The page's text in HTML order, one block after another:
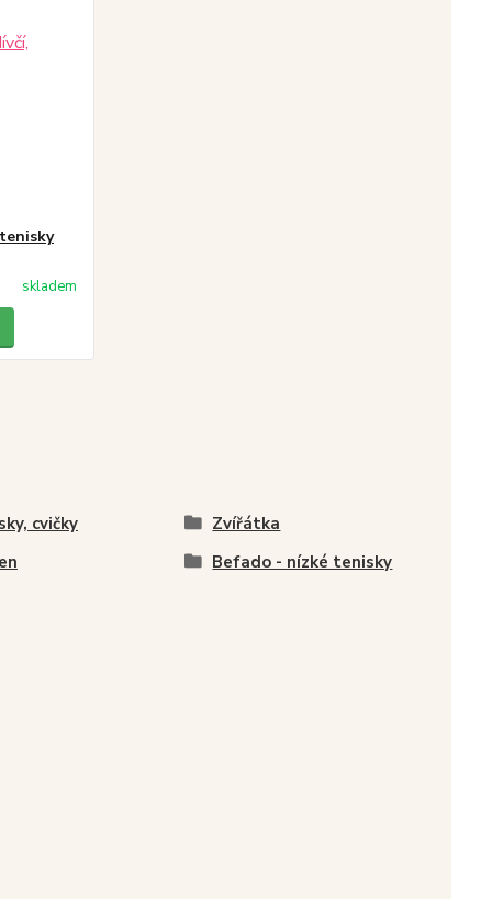
skladem
cvičky
Zvířátka
Befado - nízké tenisky